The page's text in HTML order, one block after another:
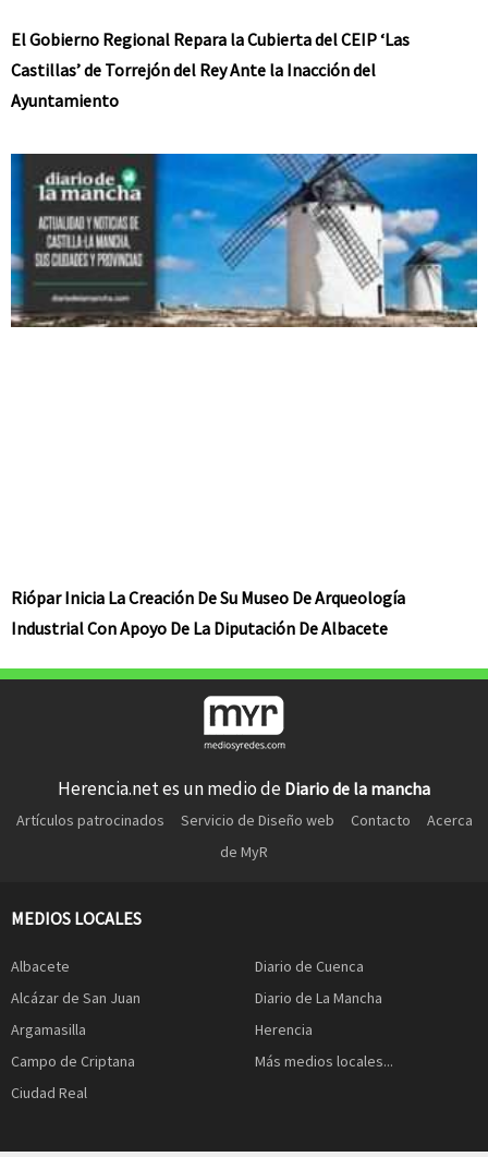
El Gobierno Regional Repara la Cubierta del CEIP ‘Las
Castillas’ de Torrejón del Rey Ante la Inacción del
Ayuntamiento
Riópar Inicia La Creación De Su Museo De Arqueología
Industrial Con Apoyo De La Diputación De Albacete
Herencia.net es un medio de Diario de la mancha
Artículos patrocinados Servicio de Diseño web Contacto
Acerca
de MyR
MEDIOS LOCALES
Albacete
Alcázar de San Juan
Argamasilla
Campo de Criptana
Ciudad Real
Diario de Cuenca
Diario de La Mancha
Herencia
Más medios locales...